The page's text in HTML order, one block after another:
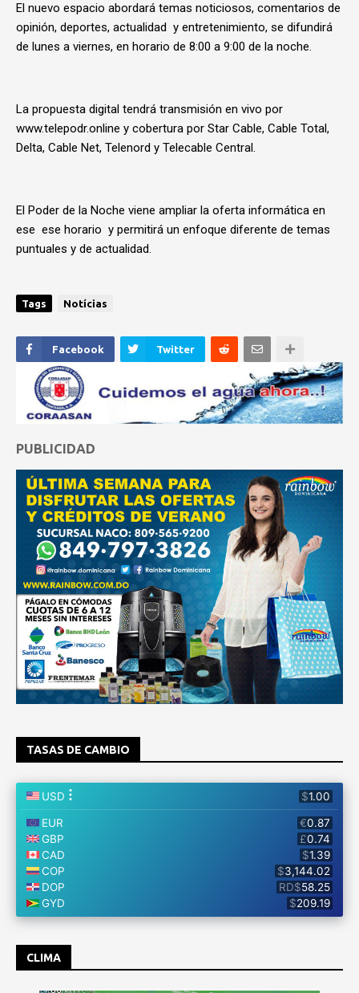
El nuevo espacio abordará temas noticiosos, comentarios de
opinión, deportes, actualidad y entretenimiento, se difundirá
de lunes a viernes, en horario de 8:00 a 9:00 de la noche.
La propuesta digital tendrá transmisión en vivo por
www.telepodr.online y cobertura por Star Cable, Cable Total,
Delta, Cable Net, Telenord y Telecable Central.
El Poder de la Noche viene ampliar la oferta informática en
ese ese horario y permitirá un enfoque diferente de temas
puntuales y de actualidad.
Tags Notícias
Facebook Twitter
PUBLICIDAD
TASAS DE CAMBIO
CLIMA